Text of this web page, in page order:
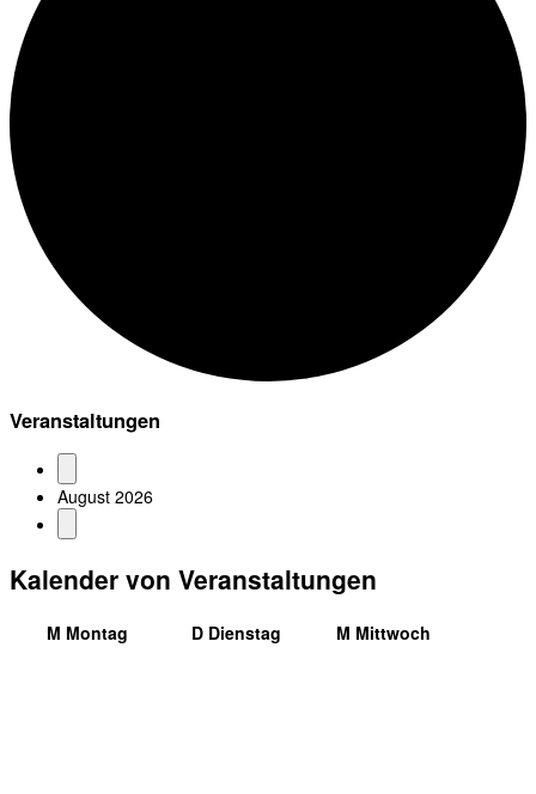
Veranstaltungen
August 2026
Kalender von Veranstaltungen
M Montag D Dienstag M Mittwoch